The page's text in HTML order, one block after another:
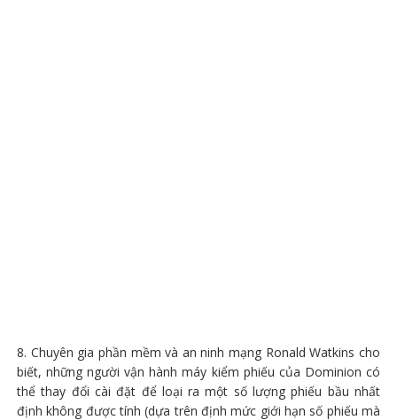
8. Chuyên gia phần mềm và an ninh mạng Ronald Watkins cho
biết, những người vận hành máy kiểm phiếu của Dominion có
thể thay đổi cài đặt để loại ra một số lượng phiếu bầu nhất
định không được tính (dựa trên định mức giới hạn số phiếu mà